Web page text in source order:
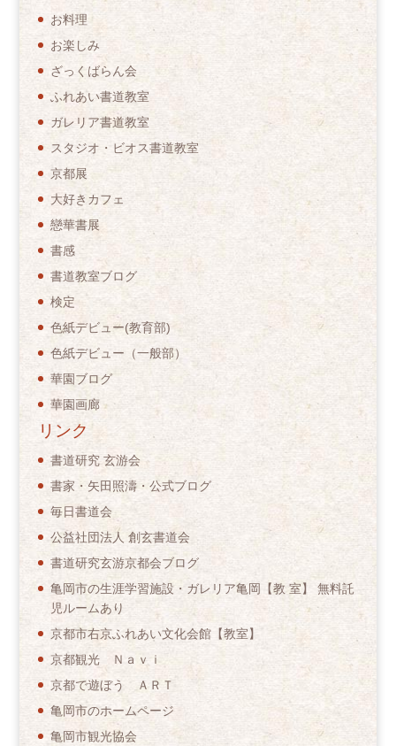
お料理
お楽しみ
ざっくばらん会
ふれあい書道教室
ガレリア書道教室
スタジオ・ビオス書道教室
京都展
大好きカフェ
戀華書展
書感
書道教室ブログ
検定
色紙デビュー(教育部)
色紙デビュー（一般部）
華園ブログ
華園画廊
リンク
書道研究 玄游会
書家・矢田照濤・公式ブログ
毎日書道会
公益社団法人 創玄書道会
書道研究玄游京都会ブログ
亀岡市の生涯学習施設・ガレリア亀岡【教 室】 無料託
児ルームあり
京都市右京ふれあい文化会館【教室】
京都観光 Ｎａｖｉ
京都で遊ぼう ＡＲＴ
亀岡市のホームページ
亀岡市観光協会